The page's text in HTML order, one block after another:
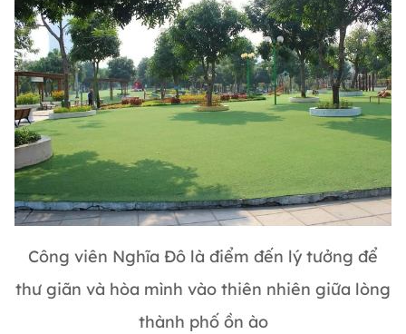
Công viên Nghĩa Đô là điểm đến lý tưởng để
thư giãn và hòa mình vào thiên nhiên giữa lòng
thành phố ồn ào